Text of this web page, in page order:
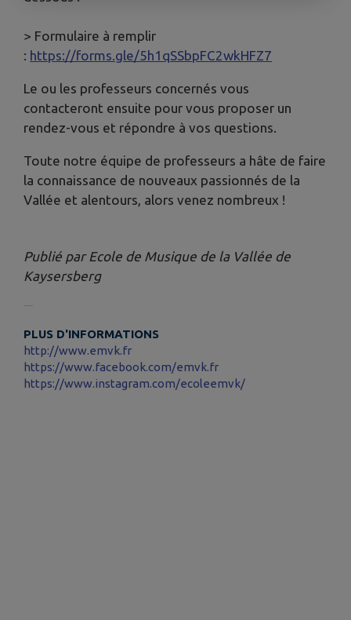
> Formulaire à remplir
: https://forms.gle/5h1qSSbpFC2wkHFZ7
Le ou les professeurs concernés vous
contacteront ensuite pour vous proposer un
rendez-vous et répondre à vos questions.
Toute notre équipe de professeurs a hâte de faire
la connaissance de nouveaux passionnés de la
Vallée et alentours, alors venez nombreux !
Publié par Ecole de Musique de la Vallée de
Kaysersberg
PLUS D'INFORMATIONS
http://www.emvk.fr
https://www.facebook.com/emvk.fr
https://www.instagram.com/ecoleemvk/